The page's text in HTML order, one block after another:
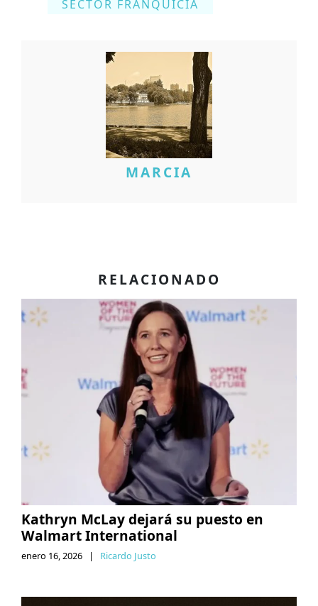
SECTOR FRANQUICIA
MARCIA
RELACIONADO
Kathryn McLay dejará su puesto en
Walmart International
enero 16, 2026 | Ricardo Justo